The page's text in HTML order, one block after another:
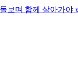
보며 함께 살아가야